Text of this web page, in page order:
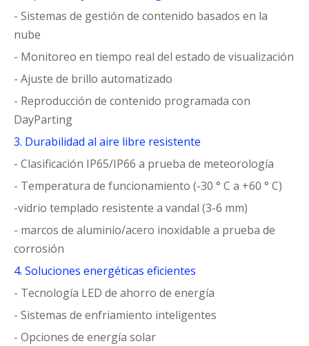
- Sistemas de gestión de contenido basados en la
nube
- Monitoreo en tiempo real del estado de visualización
- Ajuste de brillo automatizado
- Reproducción de contenido programada con
DayParting
3. Durabilidad al aire libre resistente
- Clasificación IP65/IP66 a prueba de meteorología
- Temperatura de funcionamiento (-30 ° C a +60 ° C)
-vidrio templado resistente a vandal (3-6 mm)
- marcos de aluminio/acero inoxidable a prueba de
corrosión
4. Soluciones energéticas eficientes
- Tecnología LED de ahorro de energía
- Sistemas de enfriamiento inteligentes
- Opciones de energía solar